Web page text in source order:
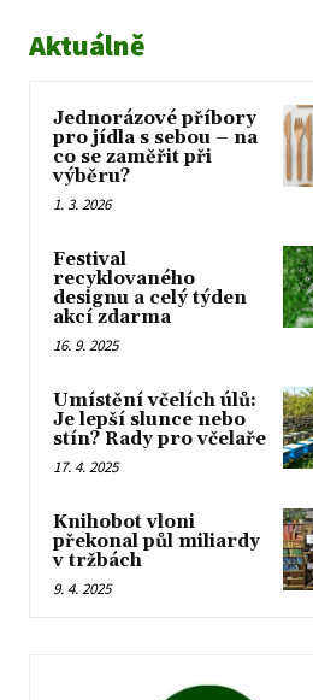
Aktuálně
Jednorázové příbory
pro jídla s sebou – na
co se zaměřit při
výběru?
1. 3. 2026
Festival
recyklovaného
designu a celý týden
akcí zdarma
16. 9. 2025
Umístění včelích úlů:
Je lepší slunce nebo
stín? Rady pro včelaře
17. 4. 2025
Knihobot vloni
překonal půl miliardy
v tržbách
9. 4. 2025